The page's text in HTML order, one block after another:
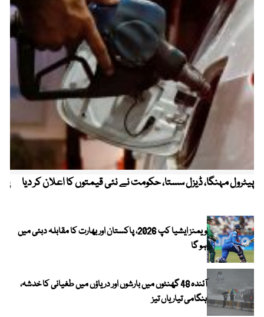
پیٹرول مہنگا، ڈیزل سستا، حکومت نے نئی قیمتوں کا اعلان کر دیا
ویمنز ایشیا کپ 2026، پاکستان اور بھارت کا مقابلہ دبئی میں
ہو گا
آئندہ 48 گھنٹوں میں بارشوں اور دریاؤں میں طغیانی کا خدشہ،
ہنگامی تیاریاں تیز